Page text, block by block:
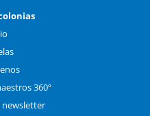
360º
newsletter